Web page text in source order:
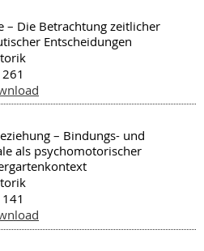
– Die Betrachtung zeitlicher
Entscheidungen
261
– Bindungs- und
als psychomotorischer
141